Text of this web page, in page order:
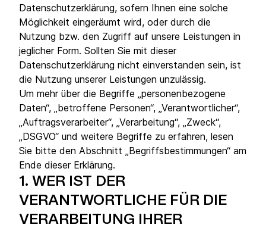
Datenschutzerklärung, sofern Ihnen eine solche
Möglichkeit eingeräumt wird, oder durch die
Nutzung bzw. den Zugriff auf unsere Leistungen in
jeglicher Form. Sollten Sie mit dieser
Datenschutzerklärung nicht einverstanden sein, ist
die Nutzung unserer Leistungen unzulässig.
Um mehr über die Begriffe „personenbezogene
Daten“, „betroffene Personen“, „Verantwortlicher“,
„Auftragsverarbeiter“, „Verarbeitung“, „Zweck“,
„DSGVO“ und weitere Begriffe zu erfahren, lesen
Sie bitte den Abschnitt „Begriffsbestimmungen“ am
Ende dieser Erklärung.
1. WER IST DER
VERANTWORTLICHE FÜR DIE
VERARBEITUNG IHRER